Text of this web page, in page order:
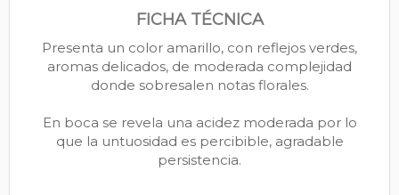
FICHA TÉCNICA
Presenta un color amarillo, con reflejos verdes,
aromas delicados, de moderada complejidad
donde sobresalen notas florales.
En boca se revela una acidez moderada por lo
que la untuosidad es percibible, agradable
persistencia.